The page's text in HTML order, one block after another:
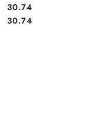
Cena:
30.74
Cena:
30.74